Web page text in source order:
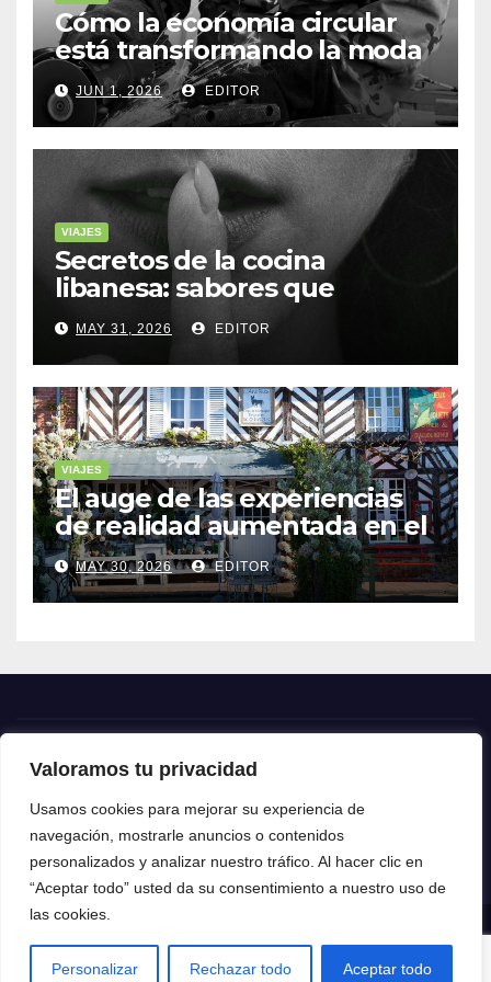
Valoramos tu privacidad
Usamos cookies para mejorar su experiencia de
navegación, mostrarle anuncios o contenidos
personalizados y analizar nuestro tráfico. Al hacer clic en
“Aceptar todo” usted da su consentimiento a nuestro uso de
las cookies.
Personalizar Rechazar todo Aceptar todo
Cómo la economía circular
está transformando la moda
sostenible
JUN 1, 2026 EDITOR
VIAJES
Secretos de la cocina
libanesa: sabores que
cuentan historias
MAY 31, 2026 EDITOR
VIAJES
El auge de las experiencias
de realidad aumentada en el
turismo
MAY 30, 2026 EDITOR
Crónica24
Crónica 24
Home
Contacto Política de privacidad